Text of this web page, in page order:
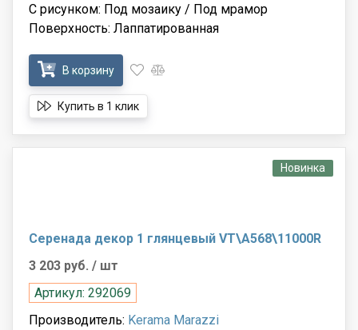
С рисунком: Под мозаику / Под мрамор
Поверхность: Лаппатированная
В корзину
Купить в 1 клик
Новинка
Серенада декор 1 глянцевый VT\A568\11000R
3 203 руб. / шт
Артикул: 292069
Производитель: Kerama Marazzi